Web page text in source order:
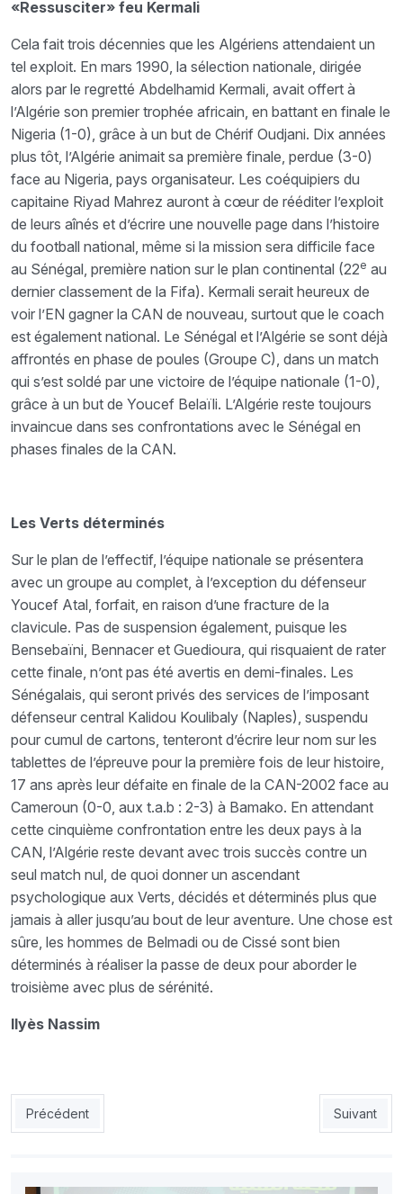
«Ressusciter» feu Kermali
Cela fait trois décennies que les Algériens attendaient un
tel exploit. En mars 1990, la sélection nationale, dirigée
alors par le regretté Abdelhamid Kermali, avait offert à
l’Algérie son premier trophée africain, en battant en finale le
Nigeria (1-0), grâce à un but de Chérif Oudjani. Dix années
plus tôt, l’Algérie animait sa première finale, perdue (3-0)
face au Nigeria, pays organisateur. Les coéquipiers du
capitaine Riyad Mahrez auront à cœur de rééditer l’exploit
de leurs aînés et d’écrire une nouvelle page dans l’histoire
du football national, même si la mission sera difficile face
au Sénégal, première nation sur le plan continental (22e au
dernier classement de la Fifa). Kermali serait heureux de
voir l’EN gagner la CAN de nouveau, surtout que le coach
est également national. Le Sénégal et l’Algérie se sont déjà
affrontés en phase de poules (Groupe C), dans un match
qui s’est soldé par une victoire de l’équipe nationale (1-0),
grâce à un but de Youcef Belaïli. L’Algérie reste toujours
invaincue dans ses confrontations avec le Sénégal en
phases finales de la CAN.
Les Verts déterminés
Sur le plan de l’effectif, l’équipe nationale se présentera
avec un groupe au complet, à l’exception du défenseur
Youcef Atal, forfait, en raison d’une fracture de la
clavicule. Pas de suspension également, puisque les
Bensebaïni, Bennacer et Guedioura, qui risquaient de rater
cette finale, n’ont pas été avertis en demi-finales. Les
Sénégalais, qui seront privés des services de l’imposant
défenseur central Kalidou Koulibaly (Naples), suspendu
pour cumul de cartons, tenteront d’écrire leur nom sur les
tablettes de l’épreuve pour la première fois de leur histoire,
17 ans après leur défaite en finale de la CAN-2002 face au
Cameroun (0-0, aux t.a.b : 2-3) à Bamako. En attendant
cette cinquième confrontation entre les deux pays à la
CAN, l’Algérie reste devant avec trois succès contre un
seul match nul, de quoi donner un ascendant
psychologique aux Verts, décidés et déterminés plus que
jamais à aller jusqu’au bout de leur aventure. Une chose est
sûre, les hommes de Belmadi ou de Cissé sont bien
déterminés à réaliser la passe de deux pour aborder le
troisième avec plus de sérénité.
Ilyès Nassim
Article précédent : Le joli témoignage de Belmadi pour
Précédent Article
Suivant